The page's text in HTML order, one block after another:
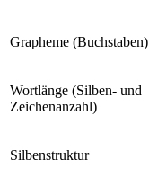
Grapheme (Buchstaben)
Wortlänge (Silben- und
Zeichenanzahl)
Silbenstruktur